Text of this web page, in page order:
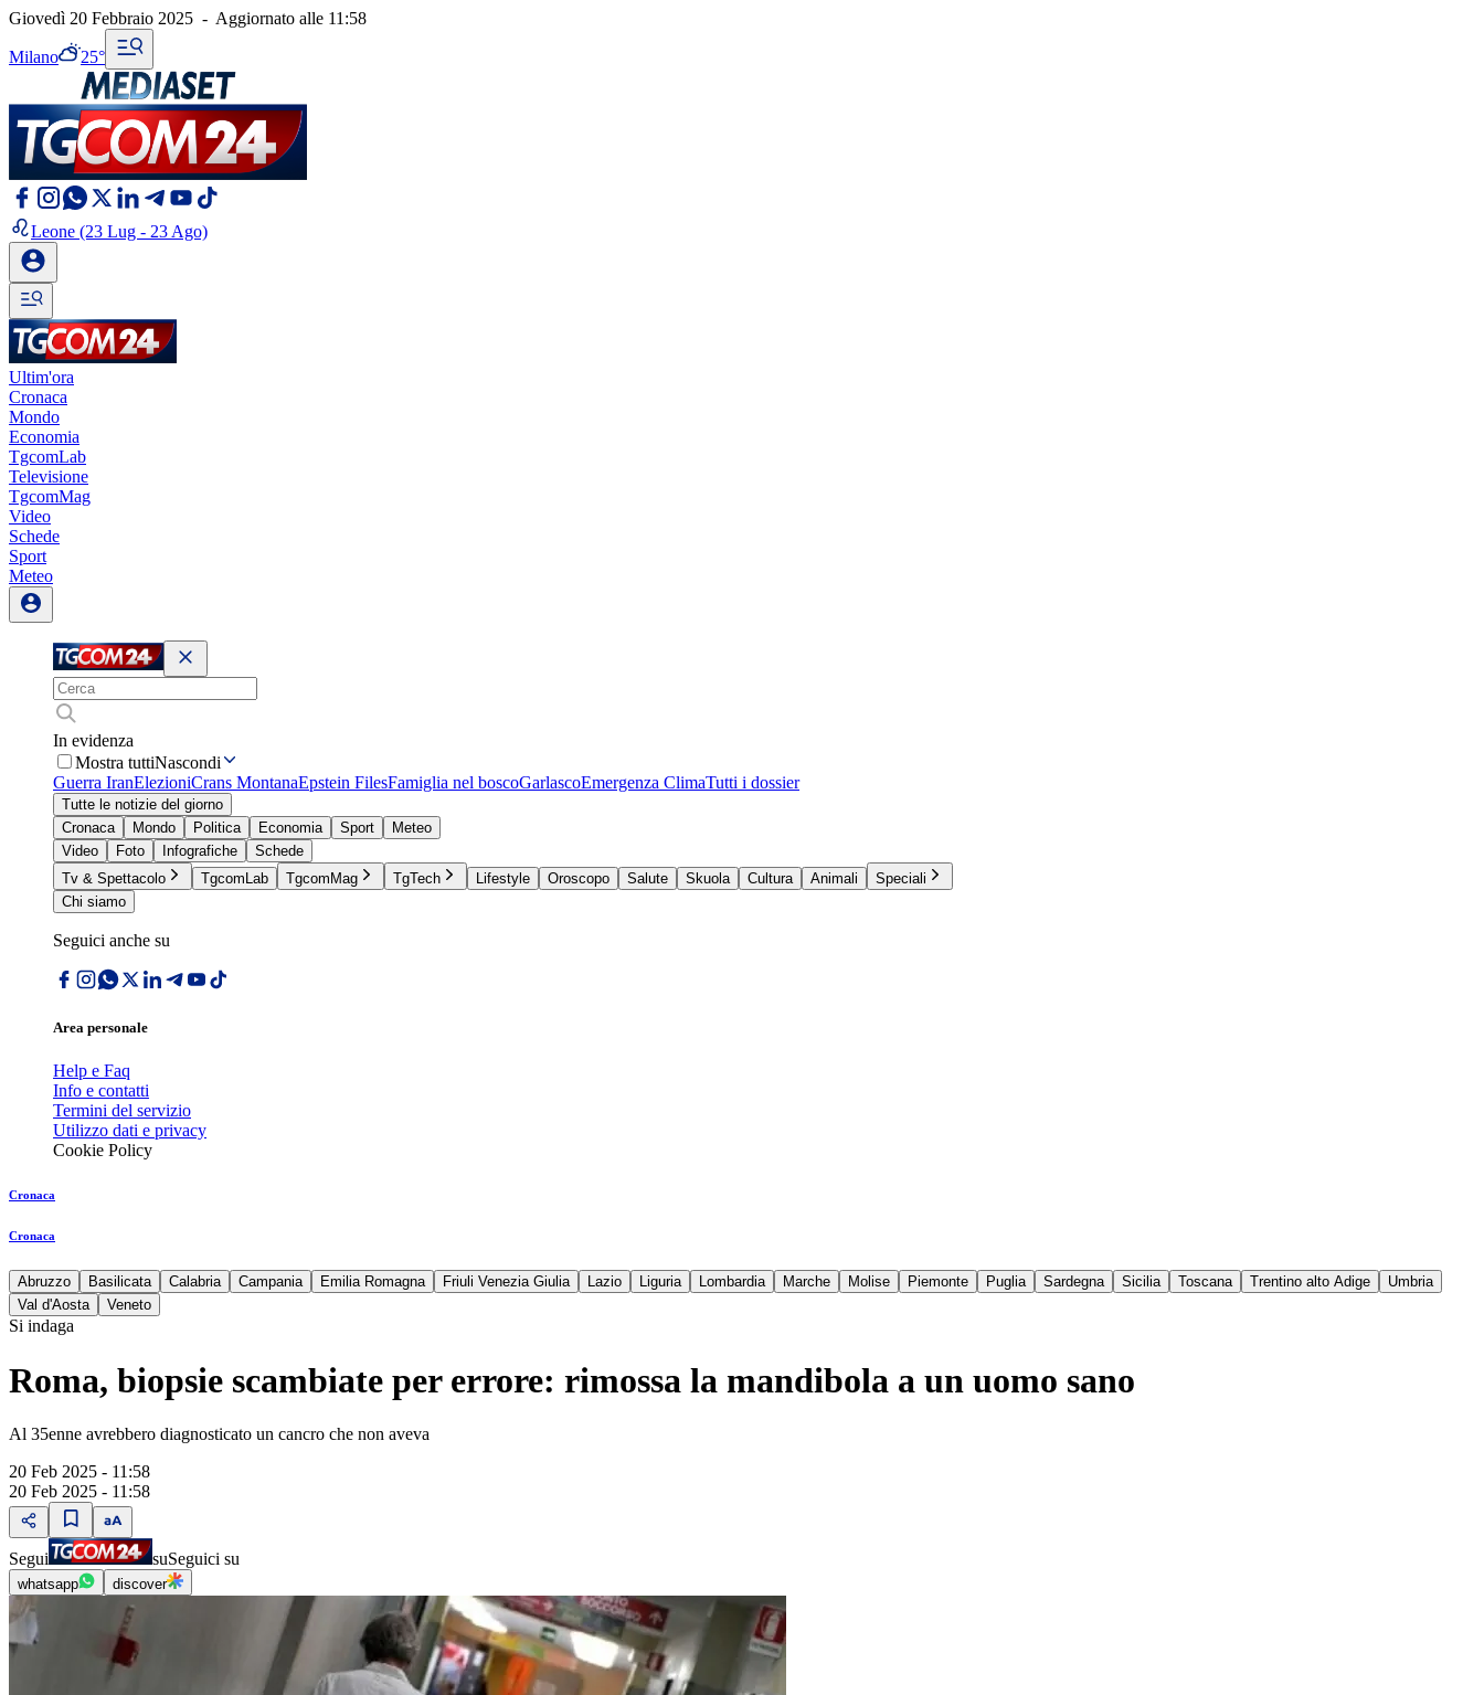
Giovedì 20 Febbraio 2025 - Aggiornato alle 11:58
Milano 25°
Leone (23 Lug - 23 Ago)
Ultim'ora
Cronaca
Mondo
Economia
TgcomLab
Televisione
TgcomMag
Video
Schede
Sport
Meteo
In evidenza
Mostra tuttiNascondi
Guerra IranElezioniCrans MontanaEpstein FilesFamiglia nel boscoGarlascoEmergenza ClimaTutti i dossier
Tutte le notizie del giorno
Cronaca
Mondo Politica Economia Sport
Meteo
Video
Foto Infografiche
Schede
Tv & Spettacolo
TgcomLab TgcomMag TgTech Lifestyle Oroscopo Salute Skuola Cultura Animali
Speciali
Chi siamo
Seguici anche su
Area personale
Help e Faq
Info e contatti
Termini del servizio
Utilizzo dati e privacy
Cookie Policy
Cronaca
Cronaca
Abruzzo Basilicata Calabria Campania Emilia Romagna Friuli Venezia Giulia Lazio Liguria Lombardia Marche Molise Piemonte Puglia Sardegna Sicilia Toscana Trentino alto Adige
Umbria
Val d'Aosta
Veneto
Si indaga
Roma, biopsie scambiate per errore: rimossa la mandibola a un uomo sano
Al 35enne avrebbero diagnosticato un cancro che non aveva
20 Feb 2025 - 11:58
20 Feb 2025 - 11:58
Segui suSeguici su
whatsapp discover